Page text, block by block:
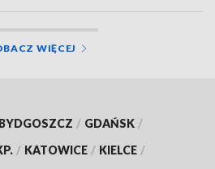
WIĘCEJ
BYDGOSZCZ / GDAŃSK /
/ KATOWICE / KIELCE /